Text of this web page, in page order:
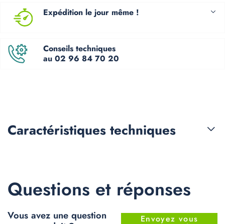
Expédition le jour même !
Conseils techniques
au 02 96 84 70 20
Caractéristiques techniques
Questions et réponses
Vous avez une question
Envoyez vous